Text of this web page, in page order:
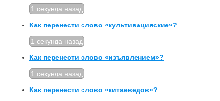
1 секунда назад
Как перенести слово «культивацияские»?
1 секунда назад
Как перенести слово «изъявлением»?
1 секунда назад
Как перенести слово «китаеведов»?